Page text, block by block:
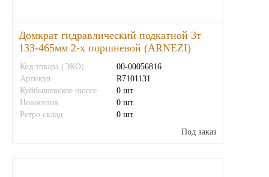
Прочие товары
Домкрат гидравлический подкатной 3т
133-465мм 2-х поршневой (ARNEZI)
Код товара (ЭКО)
00-00056816
Артикул
R7101131
Куйбышевское шоссе
0 шт.
Новоселов
0 шт.
Ретро склад
0 шт.
Под заказ